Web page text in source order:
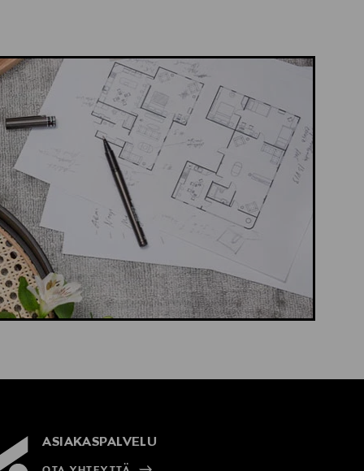
ASIAKASPALVELU